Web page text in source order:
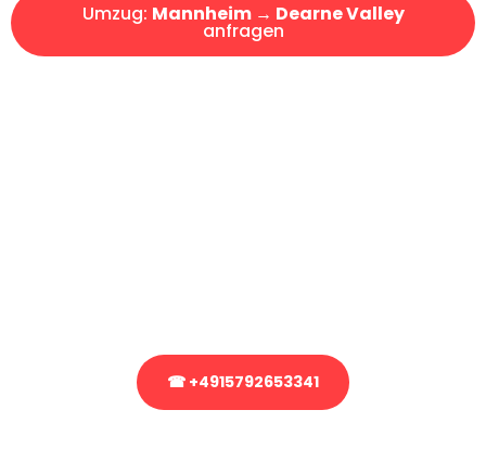
Umzug: Mannheim → Dearne Valley
anfragen
☎ +4915792653341